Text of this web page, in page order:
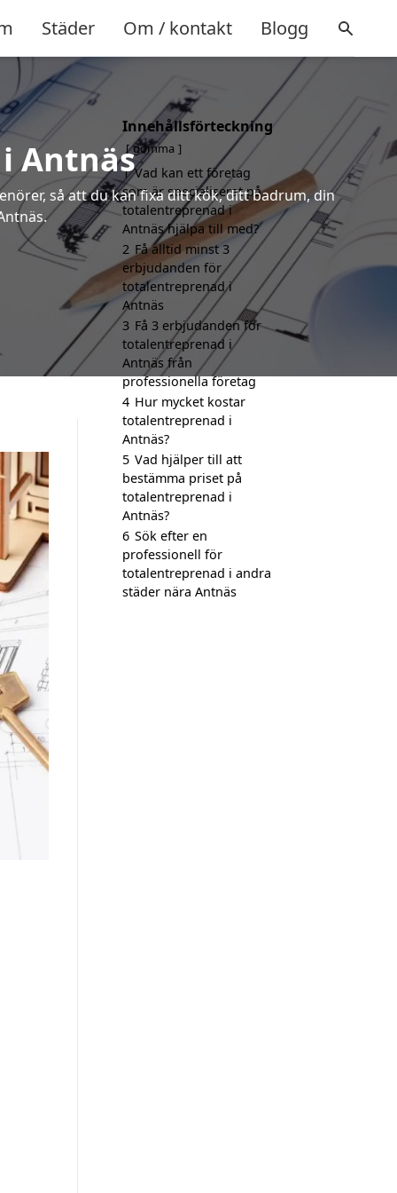
Städer Om / kontakt Blogg
Antnäs
så att du kan fixa ditt kök, ditt badrum, din
Innehållsförteckning
gömma
1 Vad kan ett företag
som är specialiserat på
totalentreprenad i
Antnäs hjälpa till med?
2 Få alltid minst 3
erbjudanden för
totalentreprenad i
Antnäs
3 Få 3 erbjudanden för
totalentreprenad i
Antnäs från
professionella företag
4 Hur mycket kostar
totalentreprenad i
Antnäs?
5 Vad hjälper till att
bestämma priset på
totalentreprenad i
Antnäs?
6 Sök efter en
professionell för
totalentreprenad i andra
städer nära Antnäs